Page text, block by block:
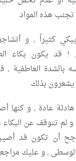
هذه المواد.
كثيراً , و
! قد يكون بكاء
بالشدة العاطفية
يشعرون بذلك
هادئة عادة , و كنها
لم تتوقف عن
أن تكون قد
, و عليك